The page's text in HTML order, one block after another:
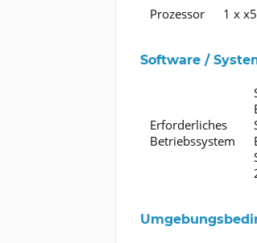
Prozessor 1 x
Software /
Erforderliches
Betriebssystem